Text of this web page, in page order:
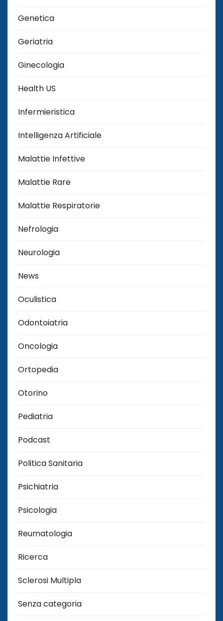
Genetica
Geriatria
Ginecologia
Health US
Infermieristica
Intelligenza Artificiale
Malattie Infettive
Malattie Rare
Malattie Respiratorie
Nefrologia
Neurologia
News
Oculistica
Odontoiatria
Oncologia
Ortopedia
Otorino
Pediatria
Podcast
Politica Sanitaria
Psichiatria
Psicologia
Reumatologia
Ricerca
Sclerosi Multipla
Senza categoria